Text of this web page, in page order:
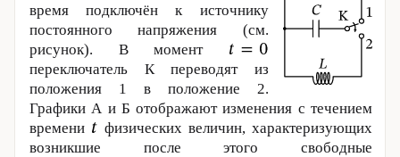
время подключён к источнику
постоянного напряжения (см.
рисунок). В момент
переключатель К переводят из
положения 1 в положение 2.
Графики А и Б отображают изменения с течением
времени
физических величин, характеризующих
возникшие после этого свободные